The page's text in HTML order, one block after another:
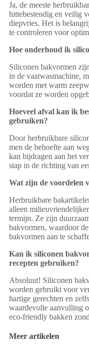
Ja, de meeste
hittebestendig en veilig
diepvries. Het is
te controleren voor
Hoe onderhoud ik
Siliconen bakvormen
in de vaatwasmachine,
worden met warm
voordat ze worden
Hoeveel afval kan ik
gebruiken?
Door herbruikbare
men de behoefte aan
kan bijdragen aan het
stap in de richting van
Wat zijn de voordelen
Herbruikbare
alleen
termijn. Ze zijn
bakvormen, waardoor
bakvormen aan te
Kan ik siliconen
recepten gebruiken?
Absoluut! Siliconen
worden gebruikt voor
hartige gerechten en
waardevolle aanvulling
eco-friendly bakken
Meer artikelen